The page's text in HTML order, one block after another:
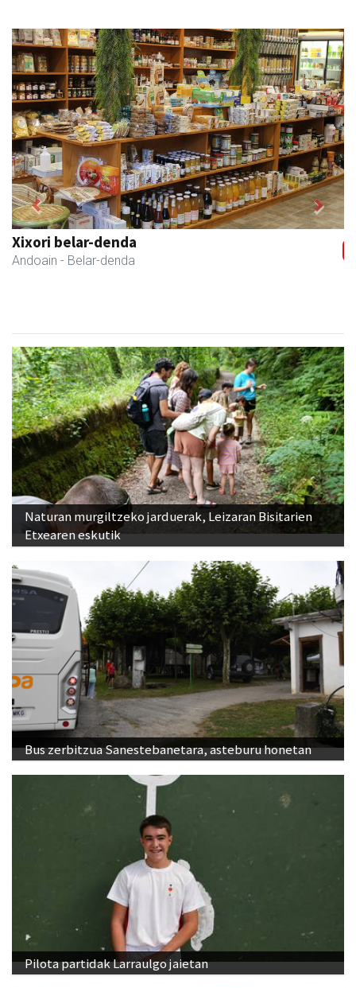
Mendi autoeskola
Andoain - Autoeskolak
Previous Next
Naturan murgiltzeko jarduerak, Leizaran Bisitarien
Etxearen eskutik
Bus zerbitzua Sanestebanetara, asteburu honetan
Pilota partidak Larraulgo jaietan